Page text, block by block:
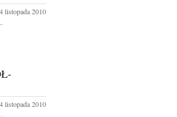
listopada 2010
listopada 2010